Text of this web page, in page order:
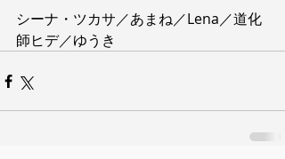
シーナ・ツカサ／あまね／Lena／道化
師ヒデ／ゆうき